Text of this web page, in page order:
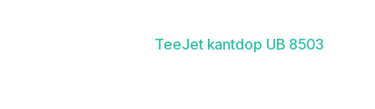
TeeJet kantdop UB 8503